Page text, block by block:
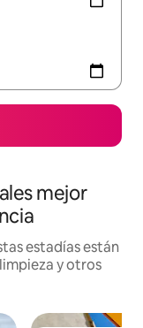
mejor
estadías están
y otros